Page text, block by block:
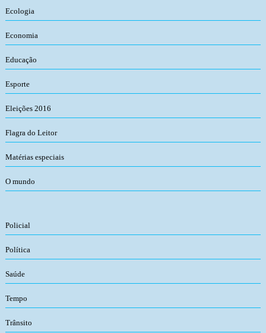
Ecologia
Economia
Educação
Esporte
Eleições 2016
Flagra do Leitor
Matérias especiais
O mundo
Policial
Política
Saúde
Tempo
Trânsito